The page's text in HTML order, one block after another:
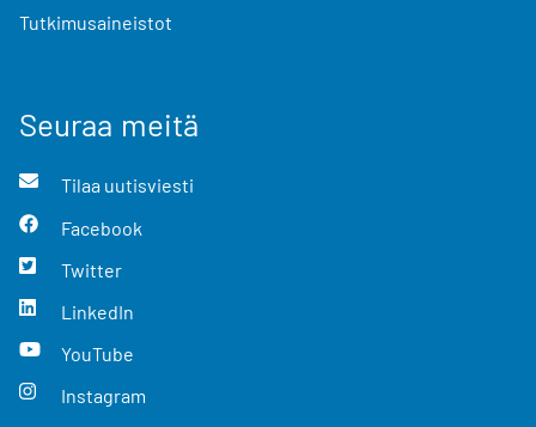
Tutkimusaineistot
Seuraa meitä
Tilaa uutisviesti
Facebook
Twitter
LinkedIn
YouTube
Instagram